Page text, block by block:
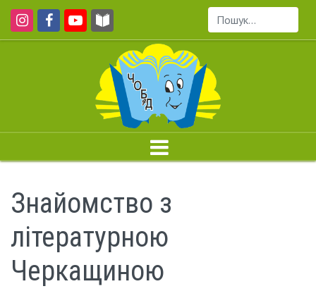
Пошук...
Знайомство з
літературною
Черкащиною